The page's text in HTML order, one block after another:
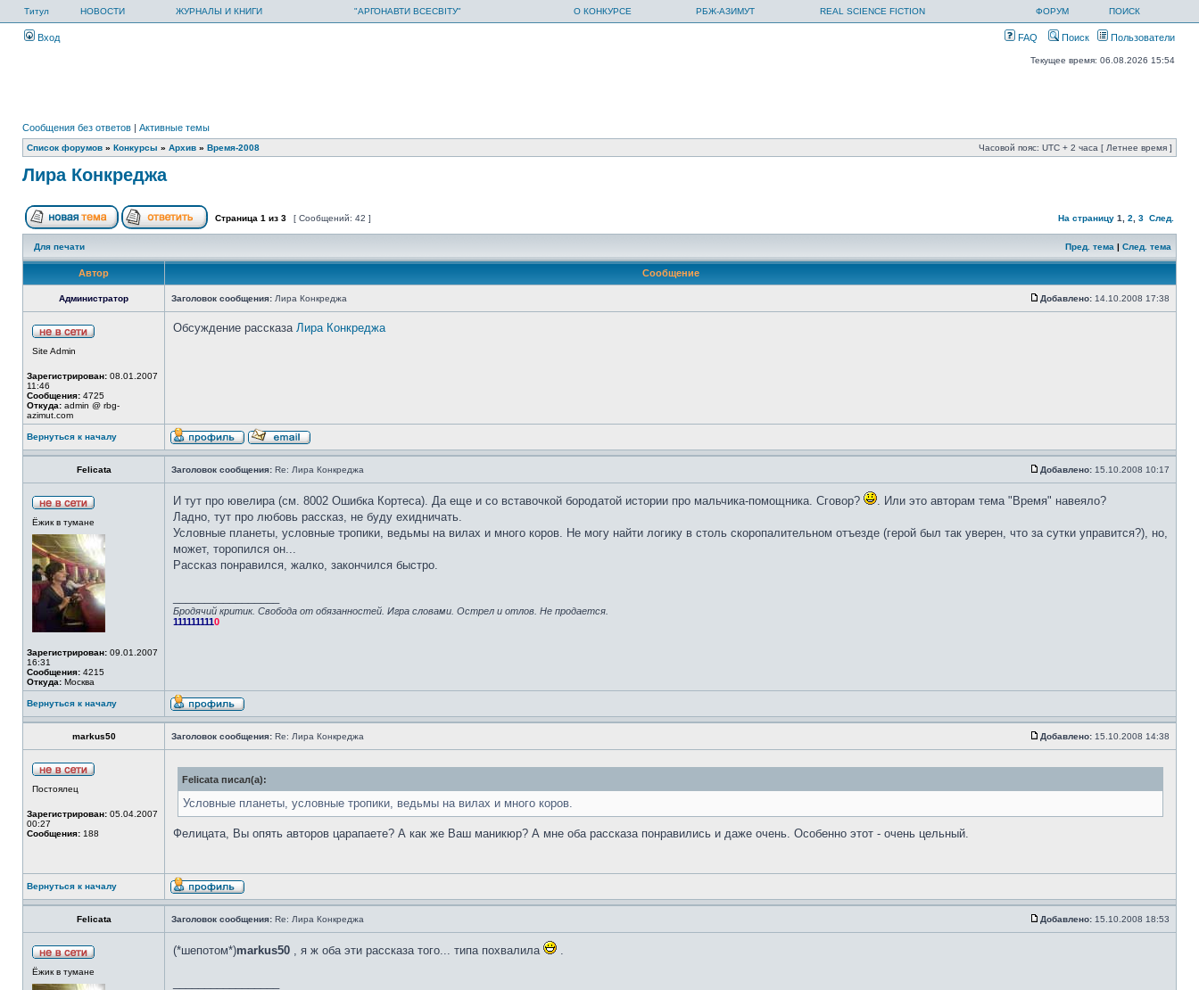
Титул НОВОСТИ ЖУРНАЛЫ И КНИГИ "АРГОНАВТИ ВСЕСВІТУ" О КОНКУРСЕ РБЖ-АЗИМУТ REAL SCIENCE FICTION ФОРУМ ПОИСК
Вход FAQ Поиск Пользователи
Текущее время: 06.08.2026 15:54
Сообщения без ответов | Активные темы
Список форумов » Конкурсы » Архив » Время-2008 Часовой пояс: UTC + 2 часа [ Летнее время ]
Лира Конкреджа
Страница 1 из 3 [ Сообщений: 42 ] На страницу 1 2 3 След.
Для печати Пред. тема | След. тема
Автор Сообщение
Администратор Заголовок сообщения: Лира Конкреджа Добавлено: 14.10.2008 17:38
Site Admin
Зарегистрирован: 08.01.2007
11:46
Сообщения: 4725
Откуда: admin @ rbg-
azimut.com
Обсуждение рассказа Лира Конкреджа
Вернуться к началу
Felicata Заголовок сообщения: Re: Лира Конкреджа Добавлено: 15.10.2008 10:17
Ёжик в тумане
Зарегистрирован: 09.01.2007
16:31
Сообщения: 4215
Откуда: Москва
И тут про ювелира (см. 8002 Ошибка Кортеса). Да еще и со вставочкой бородатой истории про мальчика-помощника. Сговор?
. Или это авторам тема "Время" навеяло?
Ладно, тут про любовь рассказ, не буду ехидничать.
Условные планеты, условные тропики, ведьмы на вилах и много коров. Не могу найти логику в столь скоропалительном отъезде (герой был так уверен, что за сутки управится?), но,
может, торопился он...
Рассказ понравился, жалко, закончился быстро.
Бродячий критик. Свобода от обязанностей. Игра словами. Острел и отлов. Не продается.
1111111110
Вернуться к началу
markus50 Заголовок сообщения: Re: Лира Конкреджа Добавлено: 15.10.2008 14:38
Постоялец
Зарегистрирован: 05.04.2007
00:27
Сообщения: 188
Felicata писал(а):
Условные планеты, условные тропики, ведьмы на вилах и много коров.
Фелицата, Вы опять авторов царапаете? А как же Ваш маникюр? А мне оба рассказа понравились и даже очень. Особенно этот - очень цельный.
Вернуться к началу
Felicata Заголовок сообщения: Re: Лира Конкреджа Добавлено: 15.10.2008 18:53
Ёжик в тумане
(*шепотом*)markus50 , я ж оба эти рассказа того... типа похвалила .